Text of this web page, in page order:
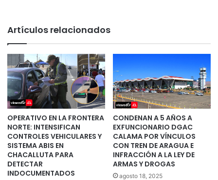
Artículos relacionados
OPERATIVO EN LA FRONTERA
NORTE: INTENSIFICAN
CONTROLES VEHICULARES Y
SISTEMA ABIS EN
CHACALLUTA PARA
DETECTAR
INDOCUMENTADOS
CONDENAN A 5 AÑOS A
EXFUNCIONARIO DGAC
CALAMA POR VÍNCULOS
CON TREN DE ARAGUA E
INFRACCIÓN A LA LEY DE
ARMAS Y DROGAS
agosto 18, 2025